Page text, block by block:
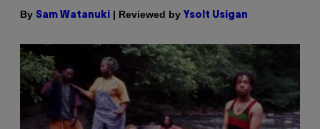
By Sam Watanuki | Reviewed by Ysolt Usigan